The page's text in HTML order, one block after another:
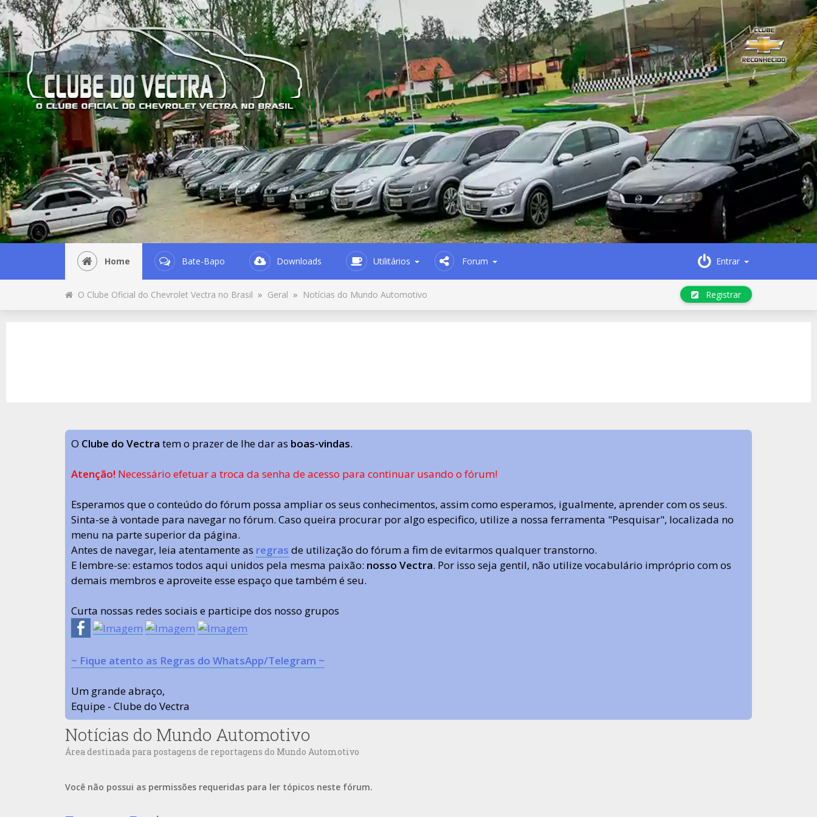
Home Bate-Bapo Downloads Utilitários Forum Entrar
O Clube Oficial do Chevrolet Vectra no Brasil » Geral » Notícias do Mundo Automotivo Registrar
O Clube do Vectra tem o prazer de lhe dar as boas-vindas.
Atenção! Necessário efetuar a troca da senha de acesso para continuar usando o fórum!
Esperamos que o conteúdo do fórum possa ampliar os seus conhecimentos, assim como esperamos, igualmente, aprender com os seus.
Sinta-se à vontade para navegar no fórum. Caso queira procurar por algo especifico, utilize a nossa ferramenta "Pesquisar", localizada no
menu na parte superior da página.
Antes de navegar, leia atentamente as regras de utilização do fórum a fim de evitarmos qualquer transtorno.
E lembre-se: estamos todos aqui unidos pela mesma paixão: nosso Vectra. Por isso seja gentil, não utilize vocabulário impróprio com os
demais membros e aproveite esse espaço que também é seu.
Curta nossas redes sociais e participe dos nosso grupos
~ Fique atento as Regras do WhatsApp/Telegram ~
Um grande abraço,
Equipe - Clube do Vectra
Notícias do Mundo Automotivo
Área destinada para postagens de reportagens do Mundo Automotivo
Você não possui as permissões requeridas para ler tópicos neste fórum.